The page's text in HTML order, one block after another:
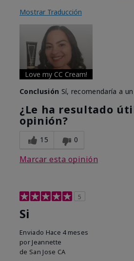
Mostrar Traducción
Love my CC Cream!
Conclusión Sí, recomendaría a
¿Le ha resultado
opinión?
15 0
Marcar esta opinión
5
Si
Enviado Hace 4 meses
por Jeannette
de San Jose CA